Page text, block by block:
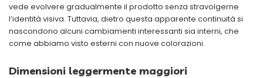
vede evolvere gradualmente il prodotto senza stravolgerne
l’identità visiva. Tuttavia, dietro questa apparente continuità si
nascondono alcuni cambiamenti interessanti sia interni, che
come abbiamo visto esterni con nuove colorazioni.
Dimensioni leggermente maggiori